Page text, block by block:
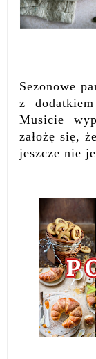
Sezonowe
z
Musicie
założę się,
jeszcze nie